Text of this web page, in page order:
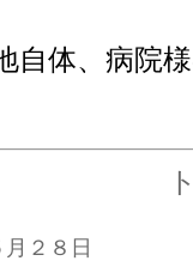
自体、病院
月２８日